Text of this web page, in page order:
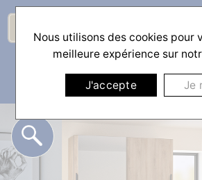
☰
Nous utilisons des cookies pour
meilleure expérience sur
J'accepte Je